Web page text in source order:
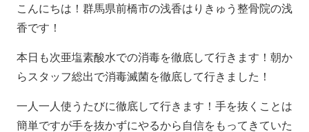
こんにちは！群馬県前橋市の浅香はりきゅう整骨院の浅
香です！
本日も次亜塩素酸水での消毒を徹底して行きます！朝か
らスタッフ総出で消毒滅菌を徹底して行きました！
一人一人使うたびに徹底して行きます！手を抜くことは
簡単ですが手を抜かずにやるから自信をもってきていた